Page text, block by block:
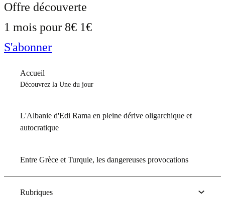
Offre découverte
1 mois pour 8€ 1€
S'abonner
Accueil
Découvrez la Une du jour
L'Albanie d'Edi Rama en pleine dérive oligarchique et
autocratique
Entre Grèce et Turquie, les dangereuses provocations
Rubriques